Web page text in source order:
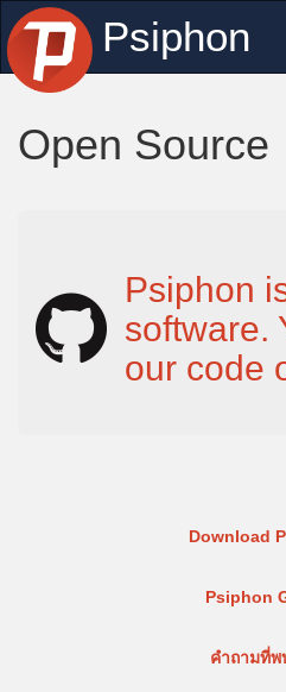
Psiphon
Open Source
Psiphon
software.
our code
Download
Psiphon
คำถามที่พ